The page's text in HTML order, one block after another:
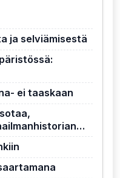
ja selviämisestä
ei taaskaan